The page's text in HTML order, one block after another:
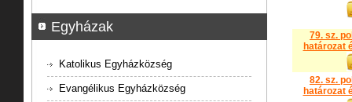
79. sz.
határozat
82. sz.
határozat
Egyházak
Katolikus Egyházközség
Evangélikus Egyházközség